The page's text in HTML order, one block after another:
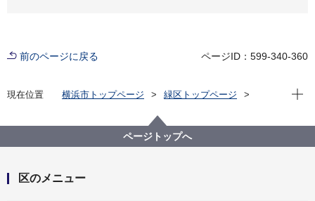
前のページに戻る ページID：599-340-360
現在位置 横浜市トップページ
緑区トップページ
緑土木事務所
緑区の身近な公園(地域別・50音順)
現在
ページトップへ
区のメニュー